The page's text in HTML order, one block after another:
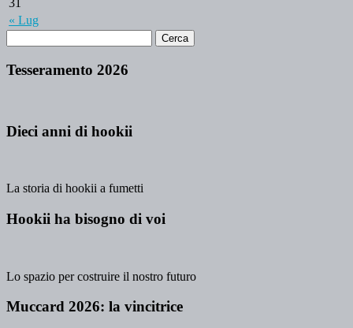
« Lug
31
Tesseramento 2026
Dieci anni di hookii
La storia di hookii a fumetti
Hookii ha bisogno di voi
Lo spazio per costruire il nostro futuro
Muccard 2026: la vincitrice